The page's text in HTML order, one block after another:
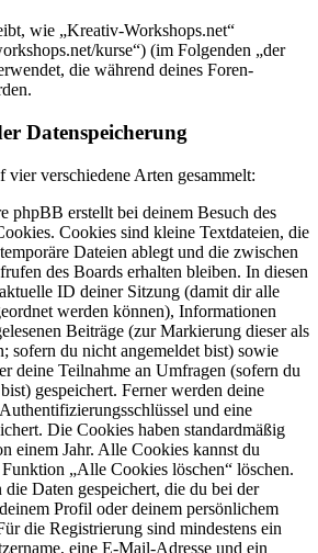
wie „Kreativ-Workshops.net“
kurse“) (im Folgenden „der
die während deines Foren-
Datenspeicherung
vier verschiedene Arten gesammelt:
phpBB erstellt bei deinem Besuch des
Cookies sind kleine Textdateien, die
Dateien ablegt und die zwischen
des Boards erhalten bleiben. In diesen
ID deiner Sitzung (damit dir alle
werden können), Informationen
Beiträge (zur Markierung dieser als
sofern du nicht angemeldet bist) sowie
deine Teilnahme an Umfragen (sofern du
gespeichert. Ferner werden deine
und eine
Die Cookies haben standardmäßig
einem Jahr. Alle Cookies kannst du
„Alle Cookies löschen“ löschen.
Daten gespeichert, die du bei der
Profil oder deinem persönlichem
die Registrierung sind mindestens ein
eine E-Mail-Adresse und ein